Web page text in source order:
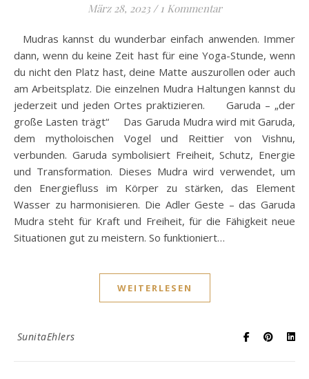
März 28, 2023 / 1 Kommentar
Mudras kannst du wunderbar einfach anwenden. Immer
dann, wenn du keine Zeit hast für eine Yoga-Stunde, wenn
du nicht den Platz hast, deine Matte auszurollen oder auch
am Arbeitsplatz. Die einzelnen Mudra Haltungen kannst du
jederzeit und jeden Ortes praktizieren. Garuda – „der
große Lasten trägt“ Das Garuda Mudra wird mit Garuda,
dem mytholoischen Vogel und Reittier von Vishnu,
verbunden. Garuda symbolisiert Freiheit, Schutz, Energie
und Transformation. Dieses Mudra wird verwendet, um
den Energiefluss im Körper zu stärken, das Element
Wasser zu harmonisieren. Die Adler Geste – das Garuda
Mudra steht für Kraft und Freiheit, für die Fähigkeit neue
Situationen gut zu meistern. So funktioniert…
WEITERLESEN
SunitaEhlers